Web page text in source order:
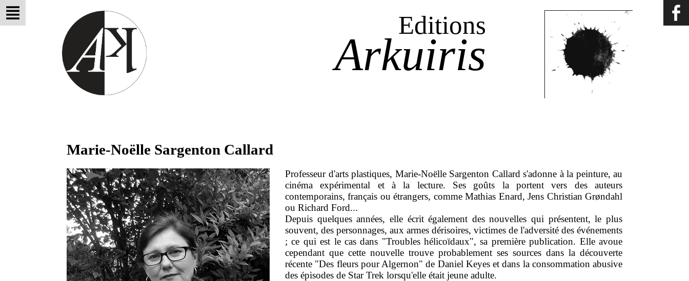
Editions
Arkuiris
Marie-Noëlle Sargenton Callard
Professeur d'arts plastiques, Marie-Noëlle Sargenton Callard s'adonne à la peinture, au
cinéma expérimental et à la lecture. Ses goûts la portent vers des auteurs
contemporains, français ou étrangers, comme Mathias Enard, Jens Christian Grøndahl
ou Richard Ford...
Depuis quelques années, elle écrit également des nouvelles qui présentent, le plus
souvent, des personnages, aux armes dérisoires, victimes de l'adversité des événements
; ce qui est le cas dans "Troubles hélicoïdaux", sa première publication. Elle avoue
cependant que cette nouvelle trouve probablement ses sources dans la découverte
récente "Des fleurs pour Algernon" de Daniel Keyes et dans la consommation abusive
des épisodes de Star Trek lorsqu'elle était jeune adulte.